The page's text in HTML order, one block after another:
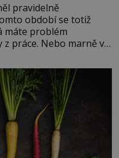
pravidelně
období se totiž
máte problém
práce. Nebo marně v
se paměť